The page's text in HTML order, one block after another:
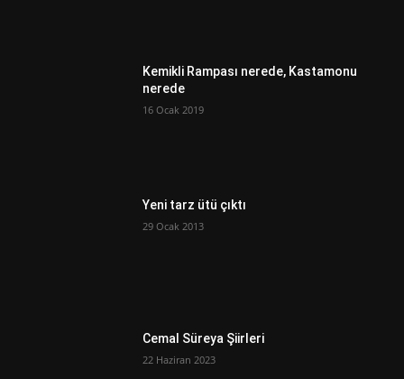
Kemikli Rampası nerede, Kastamonu
nerede
16 Ocak 2019
Yeni tarz ütü çıktı
29 Ocak 2013
Cemal Süreya Şiirleri
22 Haziran 2023